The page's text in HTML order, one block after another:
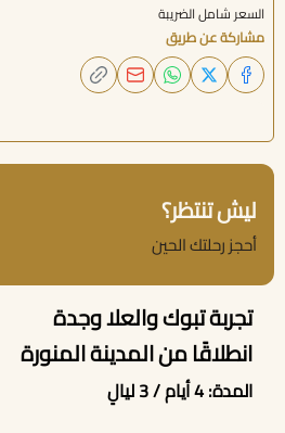
السعر شامل الضريبة
مشاركة عن طريق
ليش تنتظر؟
أحجز رحلتك الحين
تجربة تبوك والعلا وجدة
انطلاقًا من المدينة المنورة
المدة: 4 أيام / 3 ليالٍ